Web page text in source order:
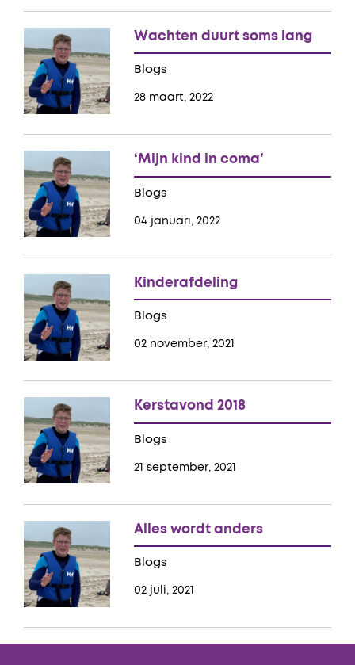
28 maart, 2022
Blogs
Wachten duurt soms lang
04 januari, 2022
Blogs
‘Mijn kind in coma’
02 november, 2021
Blogs
Kinderafdeling
21 september, 2021
Blogs
Kerstavond 2018
02 juli, 2021
Blogs
Alles wordt anders